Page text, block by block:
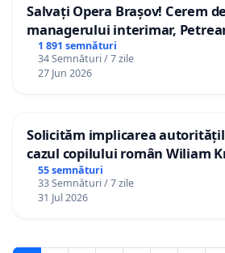
Salvați Opera Brașov! Cerem
managerului interimar,
1 891 semnături
34 Semnături / 7 zile
27 Jun 2026
Solicităm implicarea
cazul copilului român Wiliam
Gheorghe, aflat în plasament
12 ani
55 semnături
33 Semnături / 7 zile
31 Jul 2026